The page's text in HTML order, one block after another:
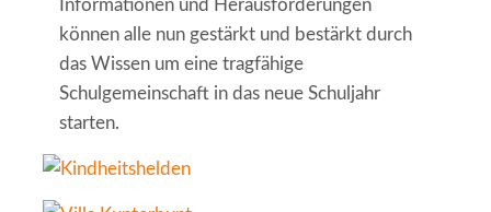
Informationen und Herausforderungen
können alle nun gestärkt und bestärkt durch
das Wissen um eine tragfähige
Schulgemeinschaft in das neue Schuljahr
starten.